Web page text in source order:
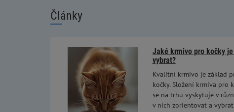
Články
Jaké krmivo pro kočky
vybrat?
Kvalitní krmivo je základ
kočky. Složení krmiva pro
se na trhu vyskytuje v
v nich zorientovat a